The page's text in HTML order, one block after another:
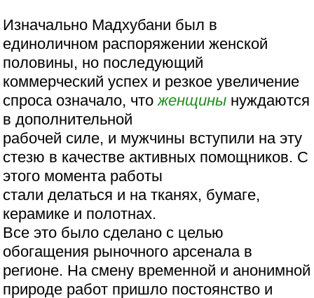
Изначально Мадхубани был в
единоличном распоряжении женской
половины, но последующий
коммерческий успех и резкое увеличение
спроса означало, чтоженщины нуждаются
в дополнительной
рабочей силе, и мужчины вступили на эту
стезю в качестве активных помощников. С
этого момента работы
стали делаться и на тканях, бумаге,
керамике и полотнах.
Все это было сделано с целью
обогащения рыночного арсенала в
регионе. На смену временной и анонимной
природе работ пришло постоянство и